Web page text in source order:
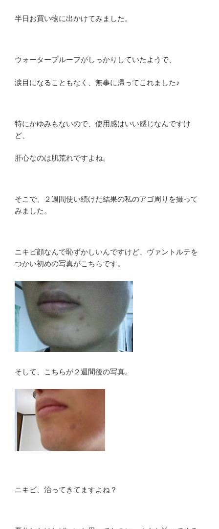
半日お買い物に出かけてみました。
ウォータープルーフがしっかりしていたようで、
涙目になることもなく、無事に帰ってこれました♪
特にかゆみもないので、使用感はいい感じなんですけ
ど、
肝心なのは肌荒れですよね。
そこで、２週間使い続けた結果の私のアゴ周りを撮って
みました。
ニキビ顔なんで恥ずかしいんですけど、ヴァントルテを
つかい初めの写真がこちらです。
そして、こちらが２週間後の写真。
ニキビ、治ってきてますよね？